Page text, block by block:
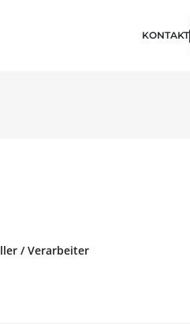
KONTAKT
/ Verarbeiter